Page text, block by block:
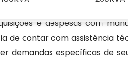
e despesas com
de contar com assistência
demandas específicas de